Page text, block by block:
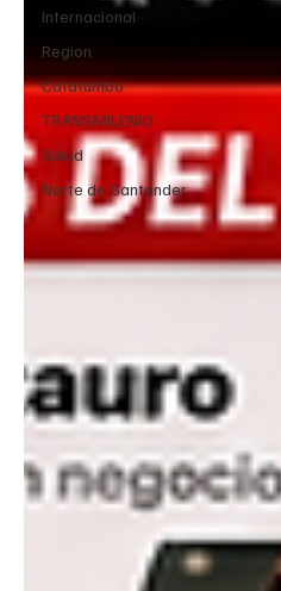
Internacional
Region
Catatumbo
TRANSMILENIO
Salud
Norte de Santander